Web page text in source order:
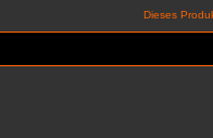
Dieses